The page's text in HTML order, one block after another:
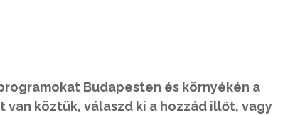
Budapesten és környékén a
köztük, válaszd ki a hozzád illőt, vagy